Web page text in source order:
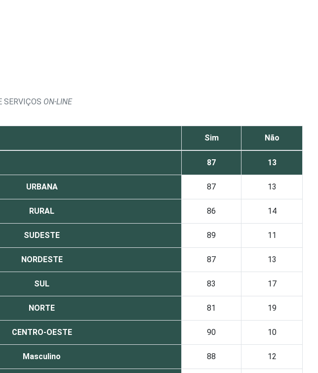
SERVIÇOS ON-LINE
Sim Não
87 13
URBANA 87 13
RURAL 86 14
SUDESTE 89 11
NORDESTE 87 13
SUL 83 17
NORTE 81 19
CENTRO-OESTE 90 10
Masculino 88 12